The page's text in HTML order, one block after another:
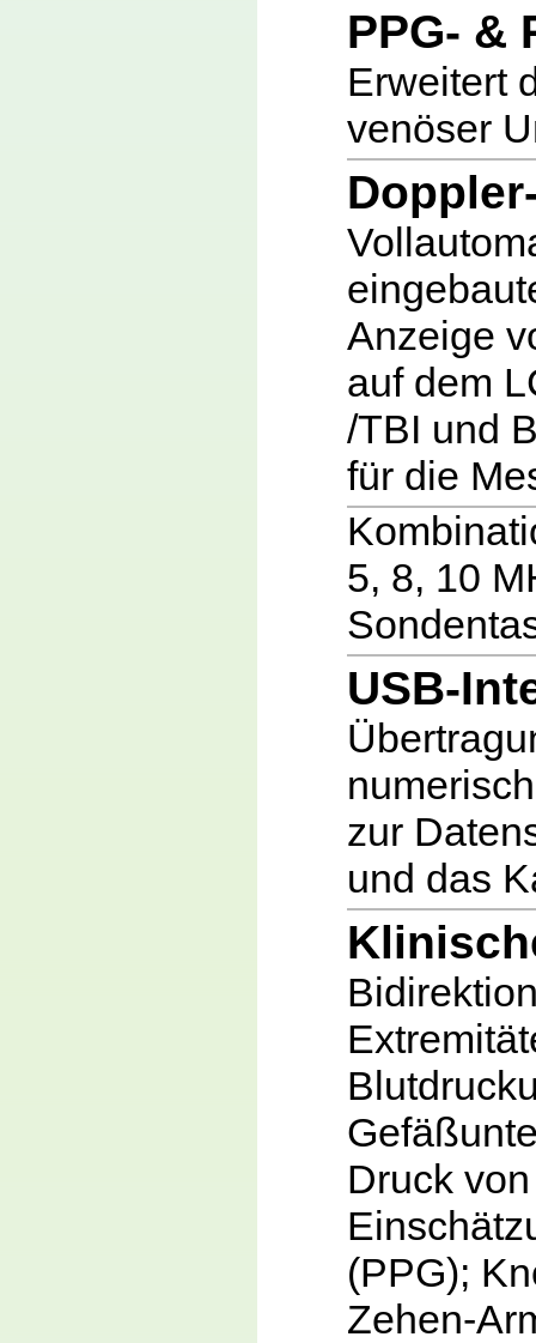
PPG- &
Erweitert
venöser
Anzeige
auf dem
/TBI und
für die
5, 8, 10
USB-
zur
und das
Druck
(PPG);
Zehen-